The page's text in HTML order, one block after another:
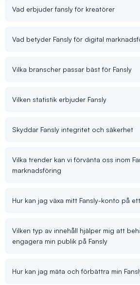
Vad erbjuder fansly för kreatörer
Vad betyder Fansly för digital
Vilka branscher passar bäst för Fansly
Vilken statistik erbjuder Fansly
Skyddar Fansly integritet och säkerhet
Vilka trender kan vi förvänta oss inom
marknadsföring
Hur kan jag växa mitt Fansly-konto på
Vilken typ av innehåll hjälper mig att
engagera min publik på Fansly
Hur kan jag mäta och förbättra min